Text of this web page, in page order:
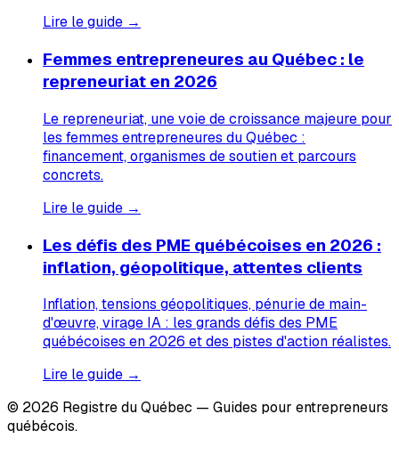
Lire le guide →
Femmes entrepreneures au Québec : le
repreneuriat en 2026
Le repreneuriat, une voie de croissance majeure pour
les femmes entrepreneures du Québec :
financement, organismes de soutien et parcours
concrets.
Lire le guide →
Les défis des PME québécoises en 2026 :
inflation, géopolitique, attentes clients
Inflation, tensions géopolitiques, pénurie de main-
d'œuvre, virage IA : les grands défis des PME
québécoises en 2026 et des pistes d'action réalistes.
Lire le guide →
© 2026 Registre du Québec — Guides pour entrepreneurs
québécois.